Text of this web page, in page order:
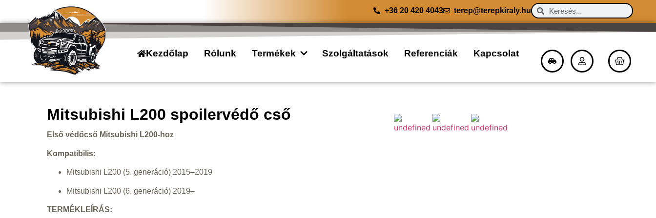
+36 20 420 4043 terep@terepkiraly.hu
Kezdőlap Rólunk Termékek Szolgáltatások Referenciák Kapcsolat
Mitsubishi L200 spoilervédő cső
Első védőcső Mitsubishi L200-hoz
Kompatibilis:
Mitsubishi L200 (5. generáció) 2015–2019
Mitsubishi L200 (6. generáció) 2019–
TERMÉKLEÍRÁS: